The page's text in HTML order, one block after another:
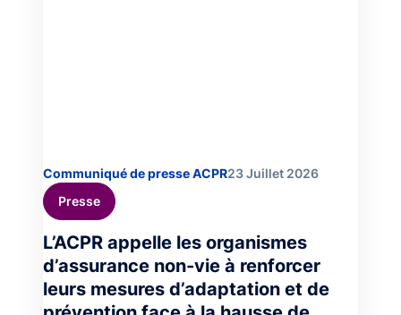
Communiqué de presse ACPR23 Juillet 2026
Presse
L’ACPR appelle les organismes
d’assurance non-vie à renforcer
leurs mesures d’adaptation et de